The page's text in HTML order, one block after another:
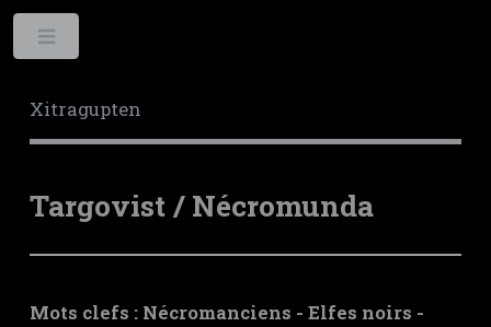
Xitragupten
Targovist / Nécromunda
Mots clefs : Nécromanciens - Elfes noirs -